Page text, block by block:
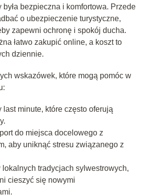
bezpieczna i komfortowa. Przede
o ubezpieczenie turystyczne,
zapewni ochronę i spokój ducha.
łatwo zakupić online, a koszt to
dziennie.
wskazówek, które mogą pomóc w
last minute, które często oferują
do miejsca docelowego z
aby uniknąć stresu związanego z
tradycjach sylwestrowych,
cieszyć się nowymi